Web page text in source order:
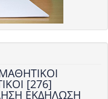
[276]
ΕΚΔΗΛΩΣΗ